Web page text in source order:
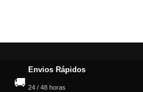
🚚
Envios Rápidos
24 / 48 horas